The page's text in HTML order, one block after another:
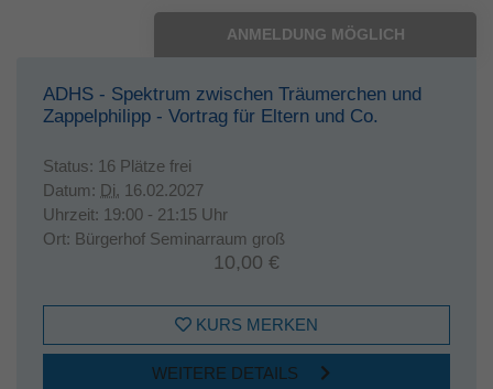
ANMELDUNG MÖGLICH
ADHS - Spektrum zwischen Träumerchen und
Zappelphilipp - Vortrag für Eltern und Co.
Status: 16 Plätze frei
Datum: Di. 16.02.2027
Uhrzeit: 19:00 - 21:15 Uhr
Ort: Bürgerhof Seminarraum groß
10,00 €
KURS MERKEN
WEITERE DETAILS